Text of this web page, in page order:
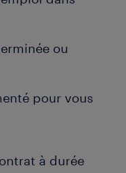
appareils et
assurer que
Cette
conseiller de la
dans les
assurez aussi de
sont
ou
pour vous
à durée